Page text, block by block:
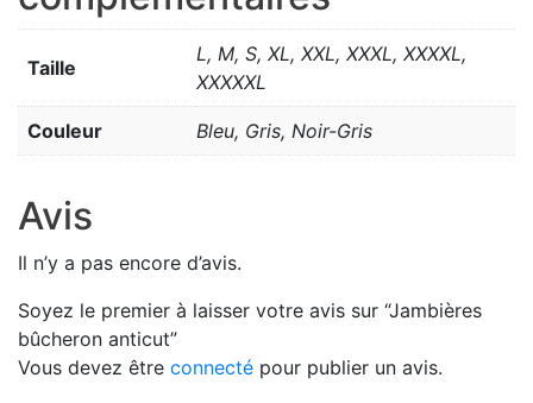
Taille
L, M, S, XL, XXL, XXXL, XXXXL,
XXXXXL
Couleur Bleu, Gris, Noir-Gris
Avis
Il n’y a pas encore d’avis.
Soyez le premier à laisser votre avis sur “Jambières
bûcheron anticut”
Vous devez être connecté pour publier un avis.